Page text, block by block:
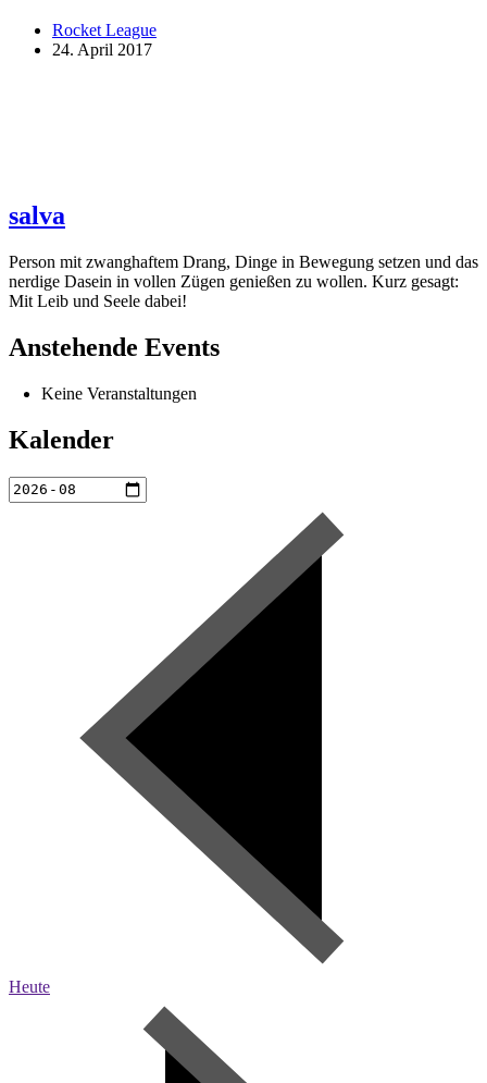
Rocket League
24. April 2017
salva
Person mit zwanghaftem Drang, Dinge in Bewegung setzen und das
nerdige Dasein in vollen Zügen genießen zu wollen. Kurz gesagt:
Mit Leib und Seele dabei!
Anstehende Events
Keine Veranstaltungen
Kalender
Heute